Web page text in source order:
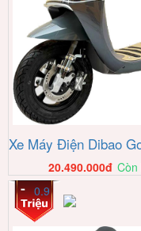
Xe Máy Điện Dibao
20.490.000đ Còn
0.9